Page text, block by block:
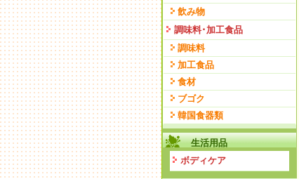
飲み物
調味料･加工食品
調味料
加工食品
食材
ブゴク
韓国食器類
生活用品
ボディケア